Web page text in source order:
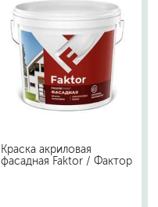
Краска акриловая
фасадная Faktor / Фактор